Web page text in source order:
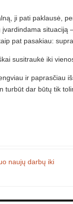
ji pati paklausė,
pat pasakiau:
susitraukė iki
ir paprasčiau
turbūt dar būtų tik
naujų darbų iki